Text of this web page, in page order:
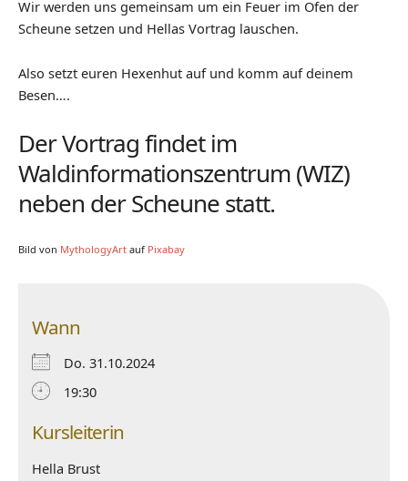
Wir werden uns gemeinsam um ein Feuer im Ofen der
Scheune setzen und Hellas Vortrag lauschen.
Also setzt euren Hexenhut auf und komm auf deinem
Besen….
Der Vortrag findet im
Waldinformationszentrum (WIZ)
neben der Scheune statt.
Bild von MythologyArt auf Pixabay
Wann
Do. 31.10.2024
19:30
Kursleiterin
Hella Brust